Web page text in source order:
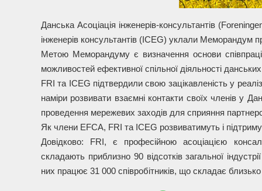
Данська Асоціація інженерів-консультантів
інженерів консультантів (ICEG) уклали Меморандум
Метою Меморандуму є визначення основи
можливостей ефективної спільної діяльності
FRI та ICEG підтвердили свою зацікавленість у
наміри розвивати взаємні контакти своїх членів у
проведення мережевих заходів для сприяння
Як члени EFCA, FRI та ICEG розвиватимуть і
Довідково: FRI, є професійною асоціацією
складають приблизно 90 відсотків загальної
них працює 31 000 співробітників, що складає близько